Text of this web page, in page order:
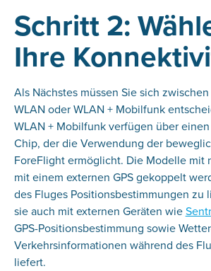
Schritt 2:
Ihre
Als Nächstes müssen Sie sich
WLAN oder WLAN + Mobilfunk
WLAN + Mobilfunk verfügen über
Chip, der die Verwendung der
ForeFlight ermöglicht. Die Modelle mit
mit einem externen GPS gekoppelt
des Fluges Positionsbestimmungen zu
sie auch mit externen Geräten wie
GPS-Positionsbestimmung sowie
Verkehrsinformationen während des
liefert.